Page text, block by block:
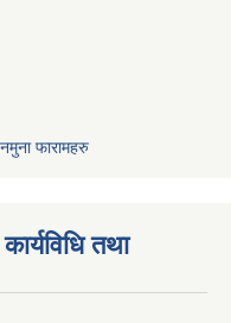
फारामहरु
तथा